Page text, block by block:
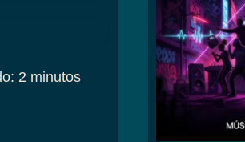
: 2 minutos